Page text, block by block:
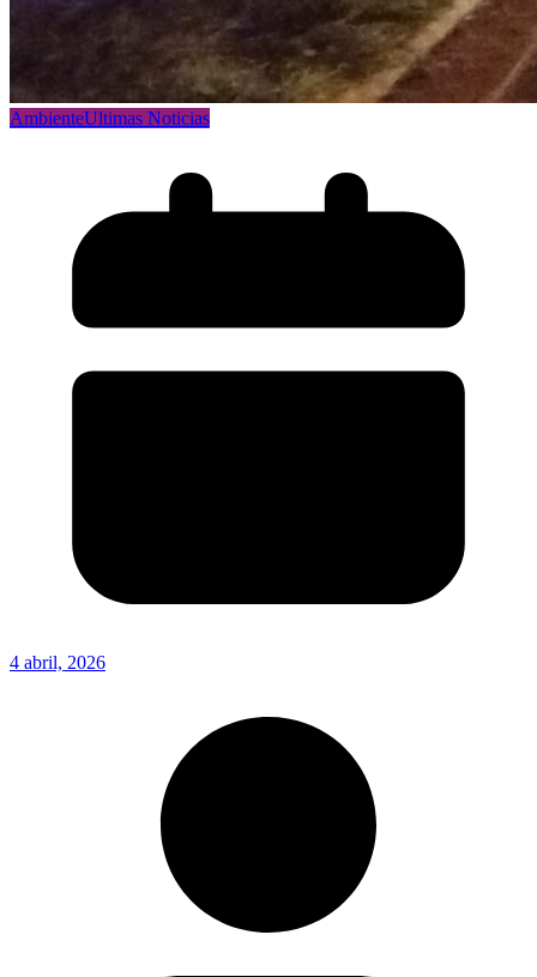
AmbienteUltimas Noticias
4 abril, 2026